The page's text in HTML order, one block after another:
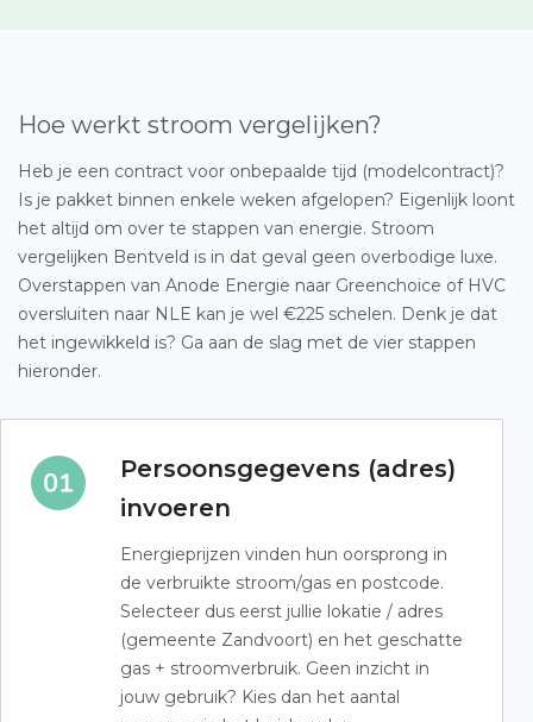
Hoe werkt stroom vergelijken?
Heb je een contract voor onbepaalde tijd (modelcontract)?
Is je pakket binnen enkele weken afgelopen? Eigenlijk loont
het altijd om over te stappen van energie. Stroom
vergelijken Bentveld is in dat geval geen overbodige luxe.
Overstappen van Anode Energie naar Greenchoice of HVC
oversluiten naar NLE kan je wel €225 schelen. Denk je dat
het ingewikkeld is? Ga aan de slag met de vier stappen
hieronder.
Persoonsgegevens (adres)
invoeren
Energieprijzen vinden hun oorsprong in
de verbruikte stroom/gas en postcode.
Selecteer dus eerst jullie lokatie / adres
(gemeente Zandvoort) en het geschatte
gas + stroomverbruik. Geen inzicht in
jouw gebruik? Kies dan het aantal